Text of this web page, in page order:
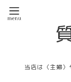
当店は〈主婦